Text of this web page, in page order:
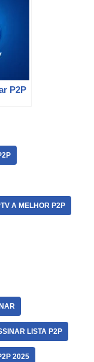
P2P
A MELHOR P2P
LISTA P2P
2025